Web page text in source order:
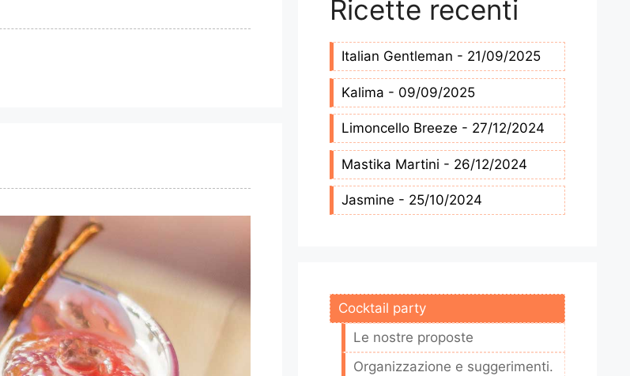
Ricette recenti
Italian Gentleman - 21/09/2025
Kalima - 09/09/2025
Limoncello Breeze - 27/12/2024
Mastika Martini - 26/12/2024
Jasmine - 25/10/2024
Cocktail party
Le nostre proposte
Organizzazione e suggerimenti.